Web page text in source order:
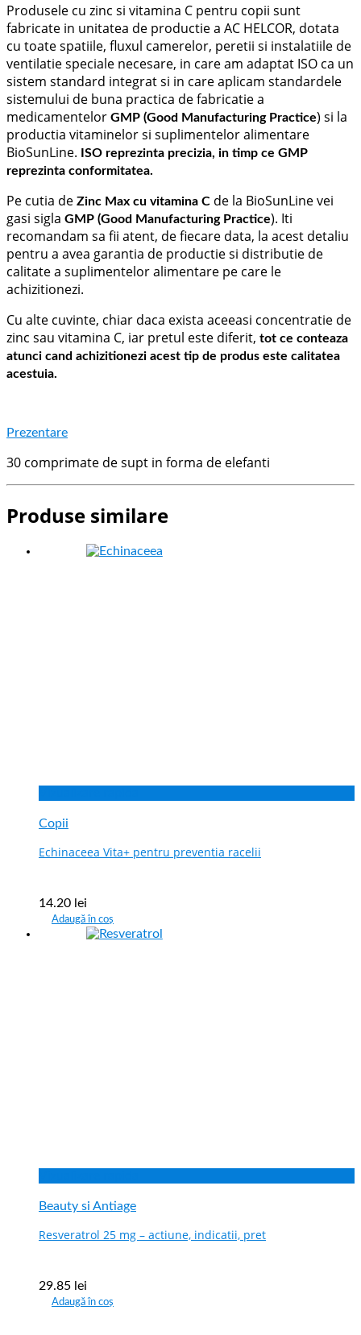
Produsele cu zinc si vitamina C pentru copii sunt
fabricate in unitatea de productie a AC HELCOR, dotata
cu toate spatiile, ﬂuxul camerelor, peretii si instalatiile de
ventilatie speciale necesare, in care am adaptat ISO ca un
sistem standard integrat si in care aplicam standardele
sistemului de buna practica de fabricatie a
medicamentelor GMP (Good Manufacturing Practice) si la
productia vitaminelor si suplimentelor alimentare
BioSunLine. ISO reprezinta precizia, in timp ce GMP
reprezinta conformitatea.
Pe cutia de Zinc Max cu vitamina C de la BioSunLine vei
gasi sigla GMP (Good Manufacturing Practice). Iti
recomandam sa fii atent, de fiecare data, la acest detaliu
pentru a avea garantia de productie si distributie de
calitate a suplimentelor alimentare pe care le
achizitionezi.
Cu alte cuvinte, chiar daca exista aceeasi concentratie de
zinc sau vitamina C, iar pretul este diferit, tot ce conteaza
atunci cand achizitionezi acest tip de produs este calitatea
acestuia.
Prezentare
30 comprimate de supt in forma de elefanti
Produse similare
Copii
Echinaceea Vita+ pentru preventia racelii
14.20 lei
Adaugă în coș
Beauty si Antiage
Resveratrol 25 mg – actiune, indicatii, pret
29.85 lei
Adaugă în coș